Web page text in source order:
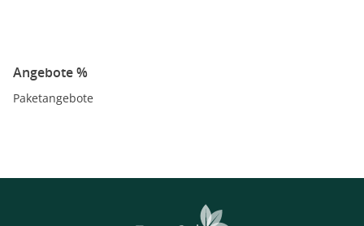
Angebote %
Paketangebote